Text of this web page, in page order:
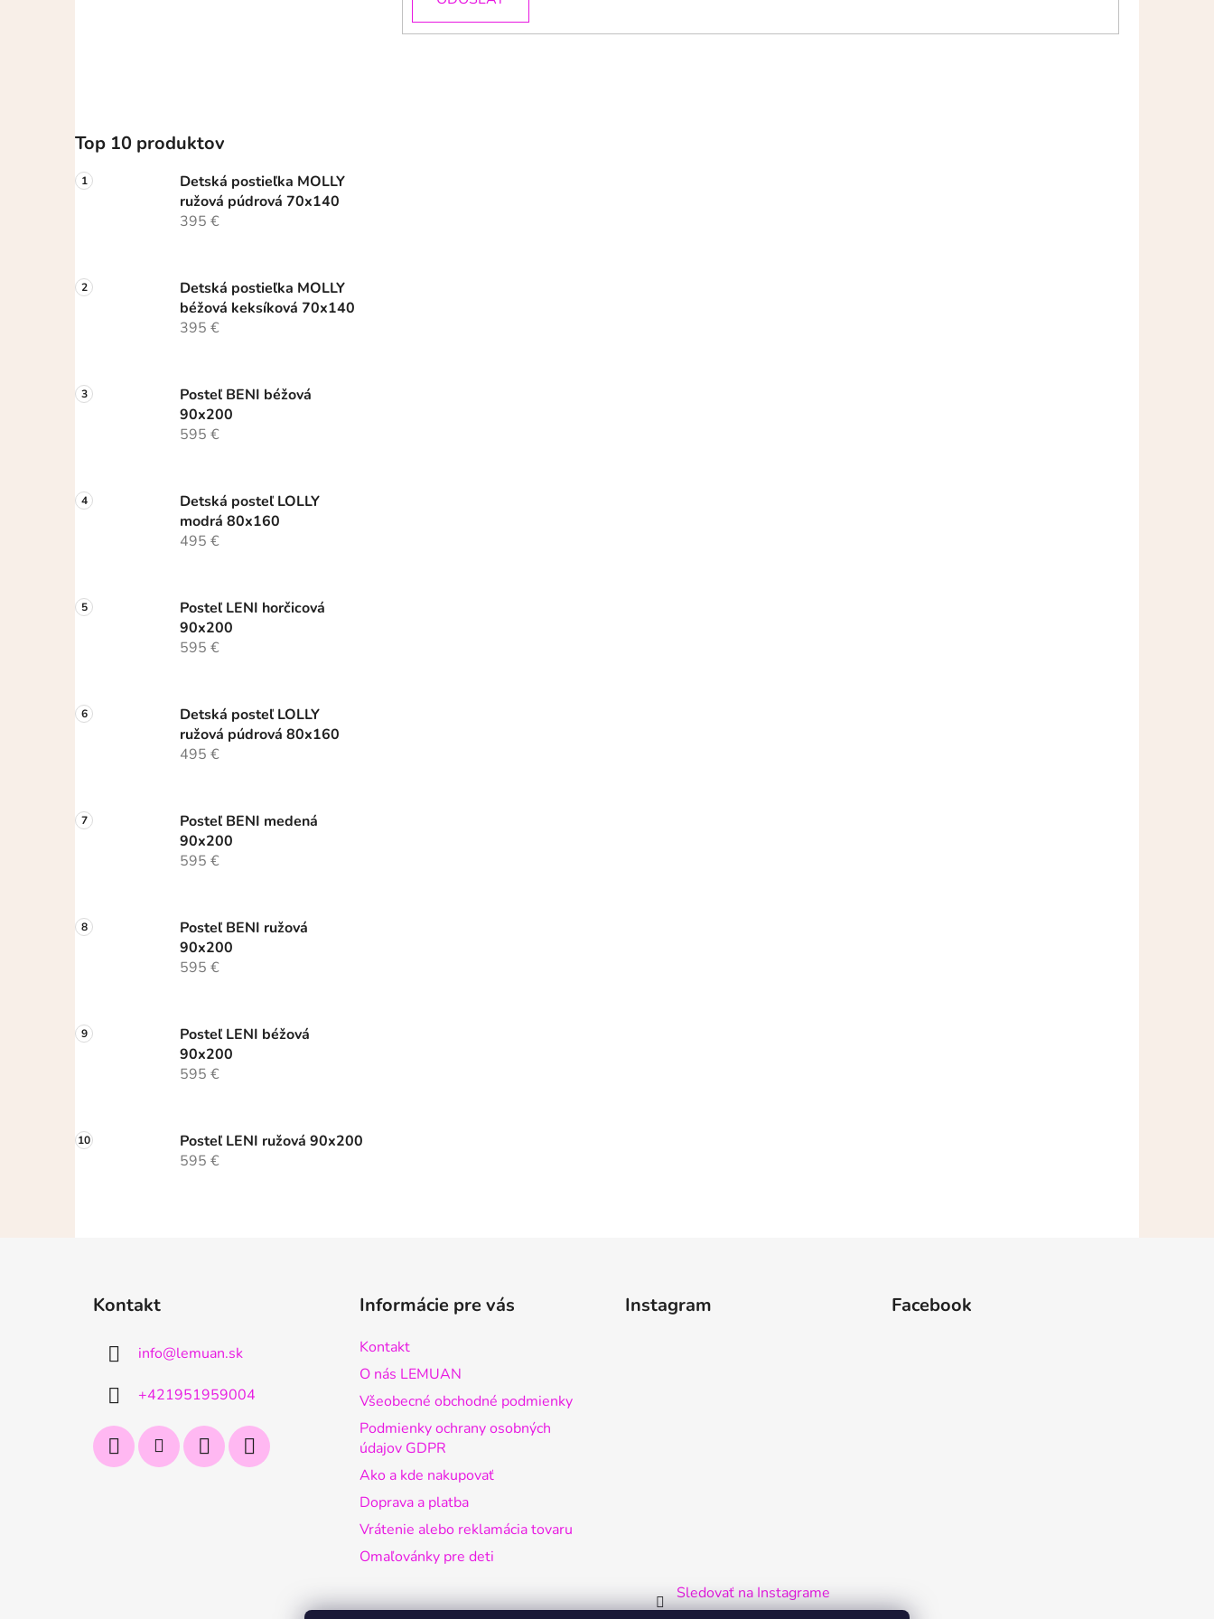
Top 10 produktov
Detská postieľka MOLLY
ružová púdrová 70x140
395 €
Detská postieľka MOLLY
béžová keksíková 70x140
395 €
Posteľ BENI béžová
90x200
595 €
Detská posteľ LOLLY
modrá 80x160
495 €
Posteľ LENI horčicová
90x200
595 €
Detská posteľ LOLLY
ružová púdrová 80x160
495 €
Posteľ BENI medená
90x200
595 €
Posteľ BENI ružová
90x200
595 €
Posteľ LENI béžová
90x200
595 €
Posteľ LENI ružová 90x200
595 €
Kontakt
info@lemuan.sk
+421951959004
Informácie pre vás
Kontakt
O nás LEMUAN
Všeobecné obchodné podmienky
Podmienky ochrany osobných
údajov GDPR
Ako a kde nakupovať
Doprava a platba
Vrátenie alebo reklamácia tovaru
Omaľovánky pre deti
Instagram
Sledovať na Instagrame
Facebook